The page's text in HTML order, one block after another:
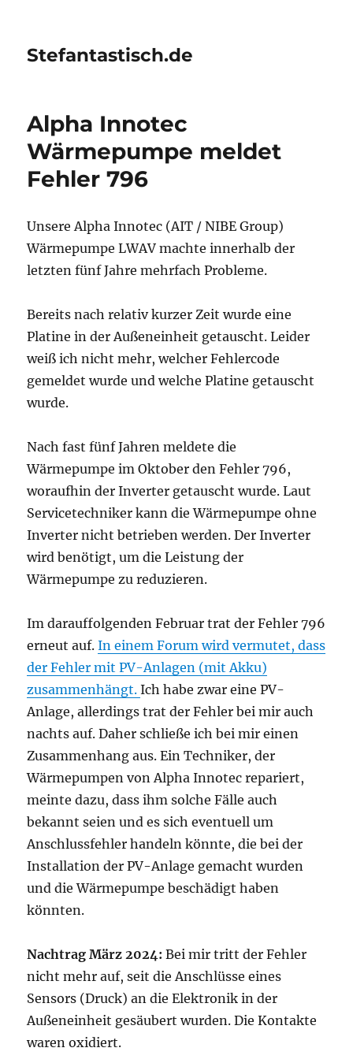
Stefantastisch.de
Alpha Innotec
Wärmepumpe meldet
Fehler 796
Unsere Alpha Innotec (AIT / NIBE Group)
Wärmepumpe LWAV machte innerhalb der
letzten fünf Jahre mehrfach Probleme.
Bereits nach relativ kurzer Zeit wurde eine
Platine in der Außeneinheit getauscht. Leider
weiß ich nicht mehr, welcher Fehlercode
gemeldet wurde und welche Platine getauscht
wurde.
Nach fast fünf Jahren meldete die
Wärmepumpe im Oktober den Fehler 796,
woraufhin der Inverter getauscht wurde. Laut
Servicetechniker kann die Wärmepumpe ohne
Inverter nicht betrieben werden. Der Inverter
wird benötigt, um die Leistung der
Wärmepumpe zu reduzieren.
Im darauffolgenden Februar trat der Fehler 796
erneut auf.In einem Forum wird vermutet, dass
der Fehler mit PV-Anlagen (mit Akku)
zusammenhängt.Ich habe zwar eine PV-
Anlage, allerdings trat der Fehler bei mir auch
nachts auf. Daher schließe ich bei mir einen
Zusammenhang aus. Ein Techniker, der
Wärmepumpen von Alpha Innotec repariert,
meinte dazu, dass ihm solche Fälle auch
bekannt seien und es sich eventuell um
Anschlussfehler handeln könnte, die bei der
Installation der PV-Anlage gemacht wurden
und die Wärmepumpe beschädigt haben
könnten.
Nachtrag März 2024:Bei mir tritt der Fehler
nicht mehr auf, seit die Anschlüsse eines
Sensors (Druck) an die Elektronik in der
Außeneinheit gesäubert wurden. Die Kontakte
waren oxidiert.